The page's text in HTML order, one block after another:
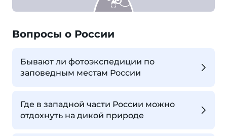
Вопросы о России
Бывают ли фотоэкспедиции по
заповедным местам России
Где в западной части России можно
отдохнуть на дикой природе